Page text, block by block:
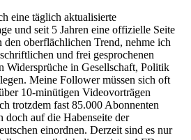
eine täglich aktualisierte
und seit 5 Jahren eine offizielle Seite
den oberflächlichen Trend, nehme ich
und frei gesprochenen
Widersprüche in Gesellschaft, Politik
Meine Follower müssen sich oft
10-minütigen Videovorträgen
trotzdem fast 85.000 Abonnenten
doch auf die Habenseite der
einordnen. Derzeit sind es nur